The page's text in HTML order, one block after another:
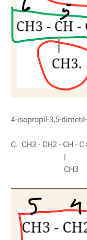
4-isopropil-3,5-
C. CH3 - CH2 - CH - C
|
CH3